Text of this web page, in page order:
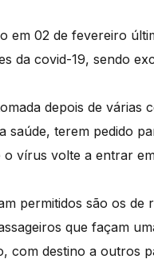
em 02 de fevereiro
da covid-19, sendo
depois de várias
saúde, terem pedido
vírus volte a entrar
permitidos são os de
que façam
com destino a outros